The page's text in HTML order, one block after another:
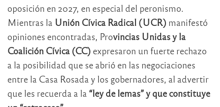
oposición en 2027, en especial del peronismo.
Mientras la Unión Cívica Radical (UCR) manifestó
opiniones encontradas, Provincias Unidas y la
Coalición Cívica (CC) expresaron un fuerte rechazo
a la posibilidad que se abrió en las negociaciones
entre la Casa Rosada y los gobernadores, al advertir
que les recuerda a la “ley de lemas” y que constituye